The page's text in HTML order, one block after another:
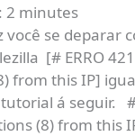
2 minutes
você se deparar
[# ERRO
from this IP]
á seguir. #
(8) from this